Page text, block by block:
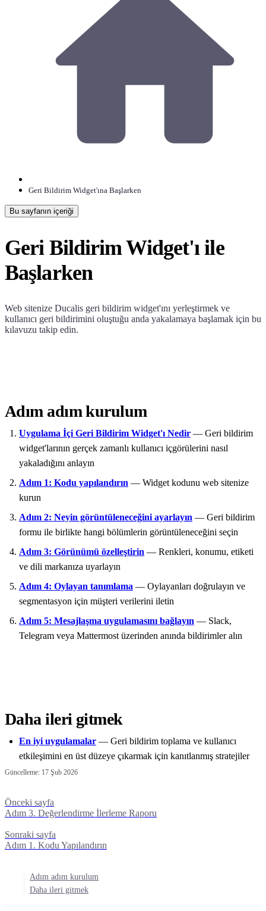
Geri Bildirim Widget'ına Başlarken
Bu sayfanın içeriği
Geri Bildirim Widget'ı ile
Başlarken
Web sitenize Ducalis geri bildirim widget'ını yerleştirmek ve
kullanıcı geri bildirimini oluştuğu anda yakalamaya başlamak için bu
kılavuzu takip edin.
Adım adım kurulum
Uygulama İçi Geri Bildirim Widget'ı Nedir — Geri bildirim
widget'larının gerçek zamanlı kullanıcı içgörülerini nasıl
yakaladığını anlayın
Adım 1: Kodu yapılandırın — Widget kodunu web sitenize
kurun
Adım 2: Neyin görüntüleneceğini ayarlayın — Geri bildirim
formu ile birlikte hangi bölümlerin görüntüleneceğini seçin
Adım 3: Görünümü özelleştirin — Renkleri, konumu, etiketi
ve dili markanıza uyarlayın
Adım 4: Oylayan tanımlama — Oylayanları doğrulayın ve
segmentasyon için müşteri verilerini iletin
Adım 5: Mesajlaşma uygulamasını bağlayın — Slack,
Telegram veya Mattermost üzerinden anında bildirimler alın
Daha ileri gitmek
En iyi uygulamalar — Geri bildirim toplama ve kullanıcı
etkileşimini en üst düzeye çıkarmak için kanıtlanmış stratejiler
Güncelleme: 17 Şub 2026
Önceki sayfa
Adım 3. Değerlendirme İlerleme Raporu
Sonraki sayfa
Adım 1. Kodu Yapılandırın
Adım adım kurulum
Daha ileri gitmek